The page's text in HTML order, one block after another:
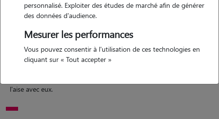
Expérience
depuis petite, je suis habituée à vivre avec des animaux : j'ai eu des
chats, des chiens, des poules et des lapins. cela m'a appris à écouter
l'aise avec eux.
personnalisé. Exploiter des études de marché afin de générer
des données d'audience.
Mesurer les performances
Vous pouvez consentir à l'utilisation de ces technologies en
cliquant sur « Tout accepter »